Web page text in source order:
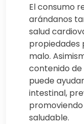
El consumo
arándanos
salud
propiedades
malo.
contenido
puede
intestinal,
saludable.